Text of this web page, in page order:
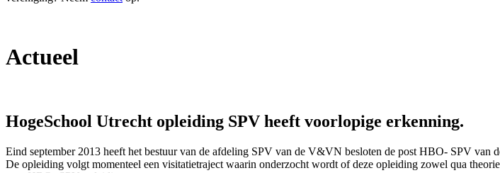
Actueel
HogeSchool Utrecht opleiding SPV heeft voorlopige erkenning.
Eind september 2013 heeft het bestuur van de afdeling SPV van de V&VN besloten de post HBO- SPV van
De opleiding volgt momenteel een visitatietraject waarin onderzocht wordt of deze opleiding zowel qua